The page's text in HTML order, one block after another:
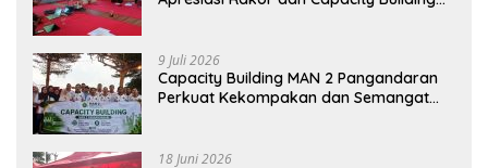
9 Juli 2026
Capacity Building MAN 2 Pangandaran
Perkuat Kekompakan dan Semangat
18 Juni 2026